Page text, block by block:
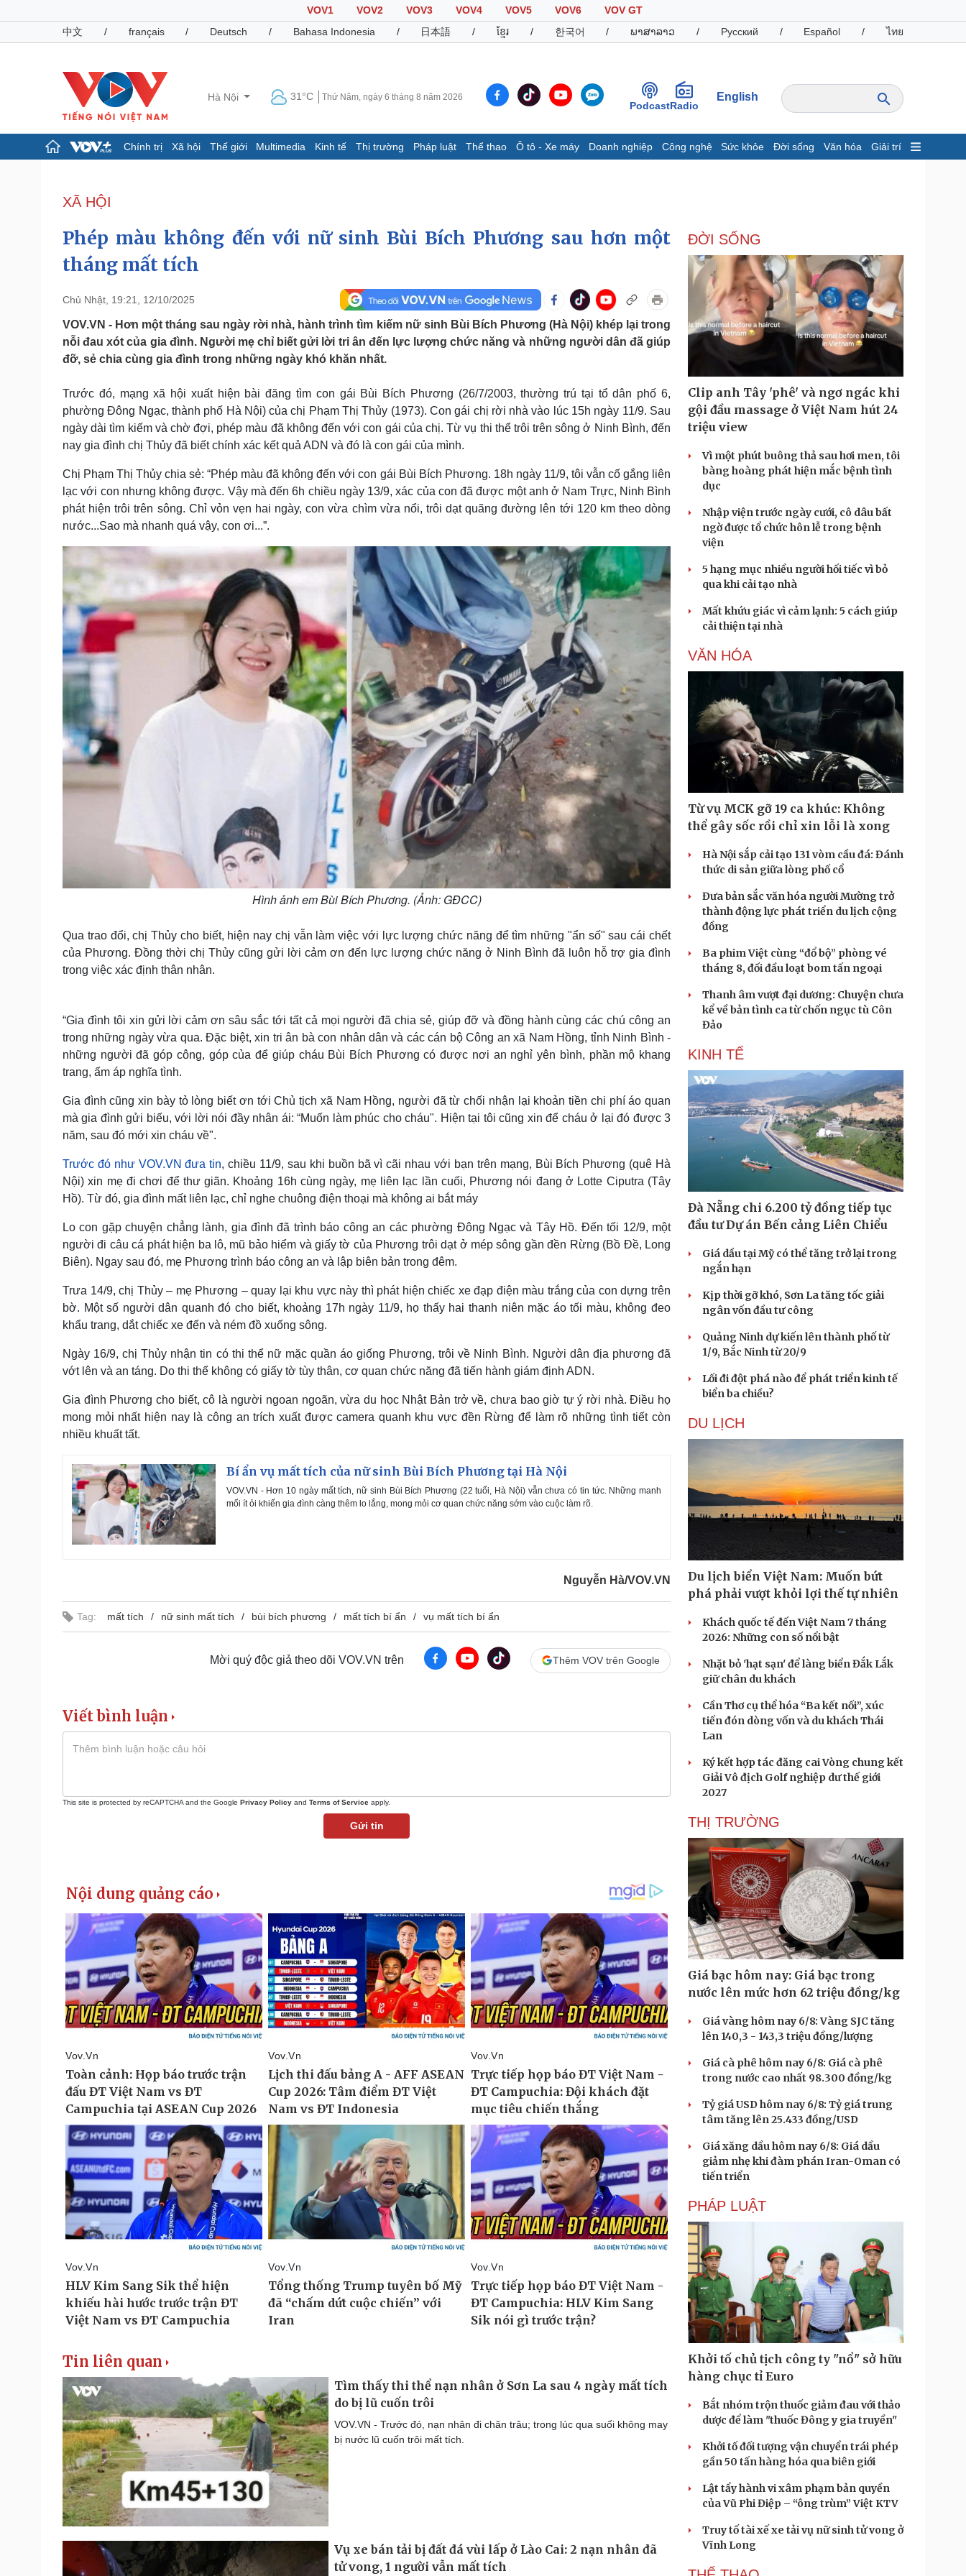
VOV1 VOV2 VOV3 VOV4 VOV5 VOV6
VOV GT
中文
/ français / Deutsch / Bahasa Indonesia / 日本語 / ខ្មែរ / 한국어 / ພາສາລາວ / Русский / Español / ไทย
Hà Nội 31°C Thứ Năm, ngày 6 tháng 8 năm 2026
PodcastRadio
English
Chính trị Xã hội Thế giới Multimedia Kinh tế Thị trường Pháp luật Thể thao Ô tô - Xe máy Doanh nghiệp Công nghệ Sức khỏe Đời sống Văn hóa Giải trí
Đảng
Tổ chức nhân sự
Nhận diện sự thật
Dấu ấn VOV
Infographic
Giá cà phê
Pháp luật
Tin nóng
Tư vấn luật
Việt Nam
Phân tích
Thể thao
Lịch thi đấu bóng đá
Thế giới thể thao
eSports
Ô tô - Xe máy
Xe máy
Tư vấn
Doanh nghiệp
Thông tin doanh nghiệp
Doanh nghiệp 24h
Doanh nhân
Công nghệ
Sành điệu
Tin Công nghệ
Trải nghiệm
Chuyển đổi số
Sức khỏe
Dinh dưỡng - món ngon
Cây thuốc
Sản phụ khoa
Nam khoa
Làm đẹp - giảm cân
Phòng mạch online
Ăn sạch sống khỏe
Đời sống
Blog
Tình yêu - Gia đình
Văn hóa
Sân khấu - Điện ảnh
Văn học
Âm nhạc
Giải trí
Thời trang
Du lịch
Săn Tour
Podcast
Câu chuyện thời sự
Cửa sổ tình yêu
Kể chuyện cho bé
Hạt giống tâm hồn
Cải chính
XÃ HỘI
Phép màu không đến với nữ sinh Bùi Bích Phương sau hơn một
tháng mất tích
Chủ Nhật, 19:21, 12/10/2025
VOV.VN - Hơn một tháng sau ngày rời nhà, hành trình tìm kiếm nữ sinh Bùi Bích Phương (Hà Nội) khép lại trong
nỗi đau xót của gia đình. Người mẹ chỉ biết gửi lời tri ân đến lực lượng chức năng và những người dân đã giúp
đỡ, sẻ chia cùng gia đình trong những ngày khó khăn nhất.
Trước đó, mạng xã hội xuất hiện bài đăng tìm con gái Bùi Bích Phương (26/7/2003, thường trú tại tổ dân phố 6,
phường Đông Ngạc, thành phố Hà Nội) của chị Phạm Thị Thủy (1973). Con gái chị rời nhà vào lúc 15h ngày 11/9. Sau
ngày dài tìm kiếm và chờ đợi, phép màu đã không đến với con gái của chị. Từ vụ thi thể trôi trên sông ở Ninh Bình, đến
nay gia đình chị Thủy đã biết chính xác kết quả ADN và đó là con gái của mình.
Chị Phạm Thị Thủy chia sẻ: “Phép màu đã không đến với con gái Bùi Bích Phương. 18h ngày 11/9, tôi vẫn cố gắng liên
lạc với con nhưng không được. Vậy mà đến 6h chiều ngày 13/9, xác của con đã được một anh ở Nam Trực, Ninh Bình
phát hiện trôi trên sông. Chỉ vỏn vẹn hai ngày, con vừa chìm vừa nổi, trôi dạt quãng đường lên tới 120 km theo dòng
nước...Sao mà nhanh quá vậy, con ơi...”.
Hình ảnh em Bùi Bích Phương. (Ảnh: GĐCC)
Qua trao đổi, chị Thủy cho biết, hiện nay chị vẫn làm việc với lực lượng chức năng để tìm những "ẩn số" sau cái chết
của Phương. Đồng thời chị Thủy cũng gửi lời cảm ơn đến lực lượng chức năng ở Ninh Bình đã luôn hỗ trợ gia đình
trong việc xác định thân nhân.
“Gia đình tôi xin gửi lời cảm ơn sâu sắc tới tất cả mọi người đã chia sẻ, giúp đỡ và đồng hành cùng các chú công an
trong những ngày vừa qua. Đặc biệt, xin tri ân bà con nhân dân và các cán bộ Công an xã Nam Hồng, tỉnh Ninh Bình -
những người đã góp công, góp của để giúp cháu Bùi Bích Phương có được nơi an nghỉ yên bình, phần mộ khang
trang, ấm áp nghĩa tình.
Gia đình cũng xin bày tỏ lòng biết ơn tới Chủ tịch xã Nam Hồng, người đã từ chối nhận lại khoản tiền chi phí áo quan
mà gia đình gửi biếu, với lời nói đầy nhân ái: “Muốn làm phúc cho cháu". Hiện tại tôi cũng xin để cháu ở lại đó được 3
năm, sau đó mới xin cháu về".
Trước đó như VOV.VN đưa tin, chiều 11/9, sau khi buồn bã vì cãi nhau với bạn trên mạng, Bùi Bích Phương (quê Hà
Nội) xin mẹ đi chơi để thư giãn. Khoảng 16h cùng ngày, mẹ liên lạc lần cuối, Phương nói đang ở Lotte Ciputra (Tây
Hồ). Từ đó, gia đình mất liên lạc, chỉ nghe chuông điện thoại mà không ai bắt máy
Lo con gặp chuyện chẳng lành, gia đình đã trình báo công an các phường Đông Ngạc và Tây Hồ. Đến tối 12/9, một
người đi câu cá phát hiện ba lô, mũ bảo hiểm và giấy tờ của Phương trôi dạt ở mép sông gần đền Rừng (Bồ Đề, Long
Biên). Ngay sau đó, mẹ Phương trình báo công an và lập biên bản trong đêm.
Trưa 14/9, chị Thủy – mẹ Phương – quay lại khu vực này thì phát hiện chiếc xe đạp điện màu trắng của con dựng trên
bờ. Một số người dân quanh đó cho biết, khoảng 17h ngày 11/9, họ thấy hai thanh niên mặc áo tối màu, không đeo
khẩu trang, dắt chiếc xe đến và ném đồ xuống sông.
Ngày 16/9, chị Thủy nhận tin có thi thể nữ mặc quần áo giống Phương, trôi về Ninh Bình. Người dân địa phương đã
vớt lên và an táng. Do thi thể không có giấy tờ tùy thân, cơ quan chức năng đã tiến hành giám định ADN.
Gia đình Phương cho biết, cô là người ngoan ngoãn, vừa du học Nhật Bản trở về, chưa bao giờ tự ý rời nhà. Điều họ
mong mỏi nhất hiện nay là công an trích xuất được camera quanh khu vực đền Rừng để làm rõ những tình tiết còn
nhiều khuất tất.
Bí ẩn vụ mất tích của nữ sinh Bùi Bích Phương tại Hà Nội
VOV.VN - Hơn 10 ngày mất tích, nữ sinh Bùi Bích Phương (22 tuổi, Hà Nội) vẫn chưa có tin tức. Những manh
mối ít ỏi khiến gia đình càng thêm lo lắng, mong mỏi cơ quan chức năng sớm vào cuộc làm rõ.
Nguyễn Hà/VOV.VN
Tag: mất tích nữ sinh mất tích bùi bích phương mất tích bí ẩn vụ mất tích bí ẩn
Mời quý độc giả theo dõi VOV.VN trên Thêm VOV trên Google
Viết bình luận
This site is protected by reCAPTCHA and the Google Privacy Policy and Terms of Service apply.
Gửi tin
Tin liên quan
Tìm thấy thi thể nạn nhân ở Sơn La sau 4 ngày mất tích
do bị lũ cuốn trôi
VOV.VN - Trước đó, nạn nhân đi chăn trâu; trong lúc qua suối không may
bị nước lũ cuốn trôi mất tích.
Vụ xe bán tải bị đất đá vùi lấp ở Lào Cai: 2 nạn nhân đã
tử vong, 1 người vẫn mất tích
ĐỜI SỐNG
Clip anh Tây 'phê' và ngơ ngác khi
gội đầu massage ở Việt Nam hút 24
triệu view
Vì một phút buông thả sau hơi men, tôi
bàng hoàng phát hiện mắc bệnh tình
dục
Nhập viện trước ngày cưới, cô dâu bất
ngờ được tổ chức hôn lễ trong bệnh
viện
5 hạng mục nhiều người hối tiếc vì bỏ
qua khi cải tạo nhà
Mất khứu giác vì cảm lạnh: 5 cách giúp
cải thiện tại nhà
VĂN HÓA
Từ vụ MCK gỡ 19 ca khúc: Không
thể gây sốc rồi chỉ xin lỗi là xong
Hà Nội sắp cải tạo 131 vòm cầu đá: Đánh
thức di sản giữa lòng phố cổ
Đưa bản sắc văn hóa người Mường trở
thành động lực phát triển du lịch cộng
đồng
Ba phim Việt cùng “đổ bộ” phòng vé
tháng 8, đối đầu loạt bom tấn ngoại
Thanh âm vượt đại dương: Chuyện chưa
kể về bản tình ca từ chốn ngục tù Côn
Đảo
KINH TẾ
Đà Nẵng chi 6.200 tỷ đồng tiếp tục
đầu tư Dự án Bến cảng Liên Chiểu
Giá dầu tại Mỹ có thể tăng trở lại trong
ngắn hạn
Kịp thời gỡ khó, Sơn La tăng tốc giải
ngân vốn đầu tư công
Quảng Ninh dự kiến lên thành phố từ
1/9, Bắc Ninh từ 20/9
Lối đi đột phá nào để phát triển kinh tế
biển ba chiều?
DU LỊCH
Du lịch biển Việt Nam: Muốn bứt
phá phải vượt khỏi lợi thế tự nhiên
Khách quốc tế đến Việt Nam 7 tháng
2026: Những con số nổi bật
Nhặt bỏ 'hạt sạn' để làng biển Đắk Lắk
giữ chân du khách
Cần Thơ cụ thể hóa “Ba kết nối”, xúc
tiến đón dòng vốn và du khách Thái
Lan
Ký kết hợp tác đăng cai Vòng chung kết
Giải Vô địch Golf nghiệp dư thế giới
2027
THỊ TRƯỜNG
Giá bạc hôm nay: Giá bạc trong
nước lên mức hơn 62 triệu đồng/kg
Giá vàng hôm nay 6/8: Vàng SJC tăng
lên 140,3 - 143,3 triệu đồng/lượng
Giá cà phê hôm nay 6/8: Giá cà phê
trong nước cao nhất 98.300 đồng/kg
Tỷ giá USD hôm nay 6/8: Tỷ giá trung
tâm tăng lên 25.433 đồng/USD
Giá xăng dầu hôm nay 6/8: Giá dầu
giảm nhẹ khi đàm phán Iran-Oman có
tiến triển
PHÁP LUẬT
Khởi tố chủ tịch công ty "nổ" sở hữu
hàng chục tỉ Euro
Bắt nhóm trộn thuốc giảm đau với thảo
dược để làm "thuốc Đông y gia truyền"
Khởi tố đối tượng vận chuyển trái phép
gần 50 tấn hàng hóa qua biên giới
Lật tẩy hành vi xâm phạm bản quyền
của Vũ Phi Điệp – “ông trùm” Việt KTV
Truy tố tài xế xe tải vụ nữ sinh tử vong ở
Vĩnh Long